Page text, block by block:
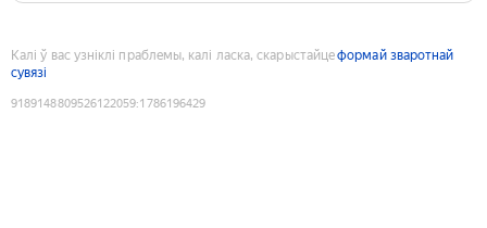
Калі ў вас узніклі праблемы, калі ласка, скарыстайцеформай зваротнай
сувязі
9189148809526122059:1786196429